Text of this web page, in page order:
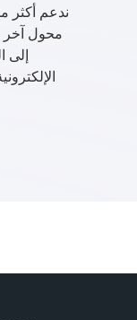
محول آخر
إلى